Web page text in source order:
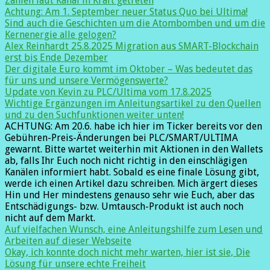
Achtung: Am 1. September neuer Status Quo bei Ultima!
Sind auch die Geschichten um die Atombomben und um die
Kernenergie alle gelogen?
Alex Reinhardt 25.8.2025 Migration aus SMART-Blockchain
erst bis Ende Dezember
Der digitale Euro kommt im Oktober – Was bedeutet das
für uns und unsere Vermögenswerte?
Update von Kevin zu PLC/Ultima vom 17.8.2025
Wichtige Ergänzungen im Anleitungsartikel zu den Quellen
und zu den Suchfunktionen weiter unten!
ACHTUNG: Am 20.6. habe ich hier im Ticker bereits vor den
Gebühren-Preis-Änderungen bei PLC/SMART/ULTIMA
gewarnt. Bitte wartet weiterhin mit Aktionen in den Wallets
ab, falls Ihr Euch noch nicht richtig in den einschlägigen
Kanälen informiert habt. Sobald es eine finale Lösung gibt,
werde ich einen Artikel dazu schreiben. Mich ärgert dieses
Hin und Her mindestens genauso sehr wie Euch, aber das
Entschädigungs- bzw. Umtausch-Produkt ist auch noch
nicht auf dem Markt.
Auf vielfachen Wunsch, eine Anleitungshilfe zum Lesen und
Arbeiten auf dieser Webseite
Okay, ich konnte doch nicht mehr warten, hier ist sie, Die
Lösung für unsere echte Freiheit